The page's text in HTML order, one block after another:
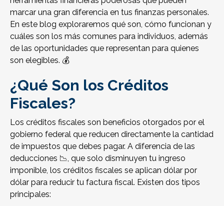
marcar una gran diferencia en tus finanzas personales.
En este blog exploraremos qué son, cómo funcionan y
cuáles son los más comunes para individuos, además
de las oportunidades que representan para quienes
son elegibles. 💰
¿Qué Son los Créditos
Fiscales?
Los créditos fiscales son beneficios otorgados por el
gobierno federal que reducen directamente la cantidad
de impuestos que debes pagar. A diferencia de las
deducciones 📉, que solo disminuyen tu ingreso
imponible, los créditos fiscales se aplican dólar por
dólar para reducir tu factura fiscal. Existen dos tipos
principales: